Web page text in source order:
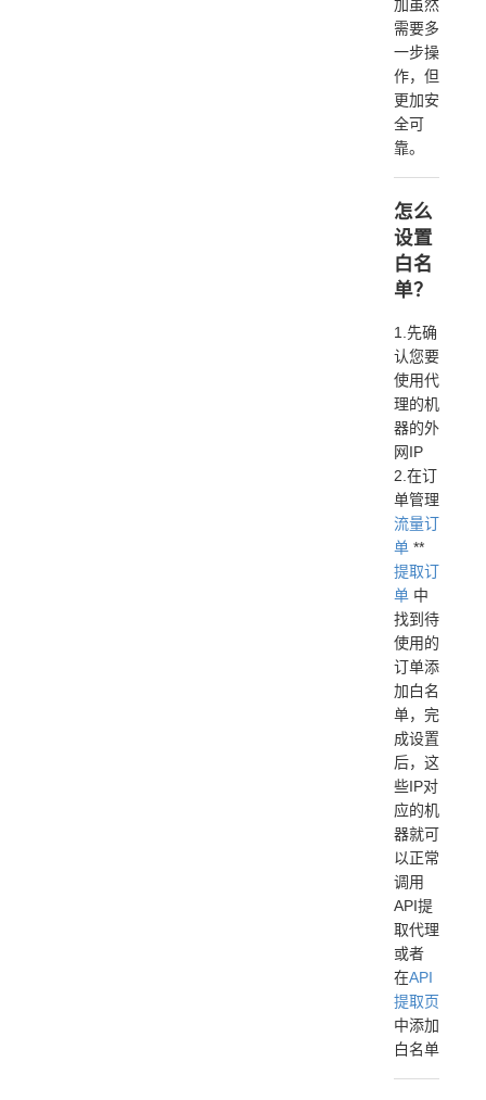
加虽然
需要多
一步操
作，但
更加安
全可
靠。
怎么
设置
白名
单？
1.先确
认您要
使用代
理的机
器的外
网IP
2.在订
单管理
流量订
单 **
提取订
单 中
找到待
使用的
订单添
加白名
单，完
成设置
后，这
些IP对
应的机
器就可
以正常
调用
API提
取代理
或者
在API
提取页
中添加
白名单